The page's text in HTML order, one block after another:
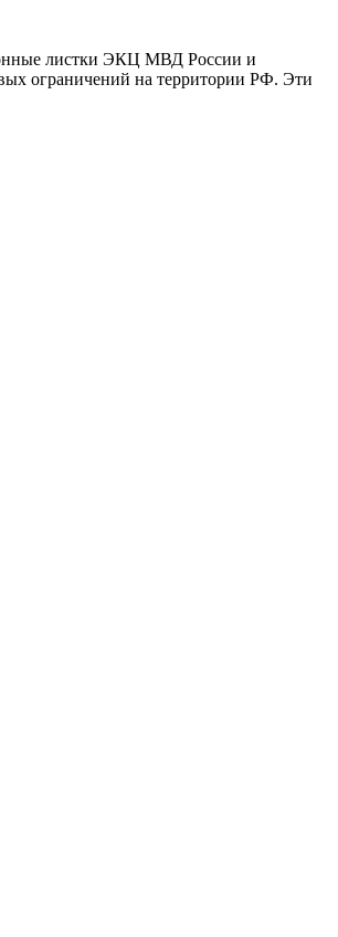
листки ЭКЦ МВД России и
ограничений на территории РФ. Эти